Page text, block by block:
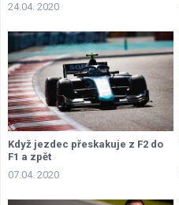
24.04. 2020
Když jezdec přeskakuje z F2 do
F1 a zpět
07.04. 2020